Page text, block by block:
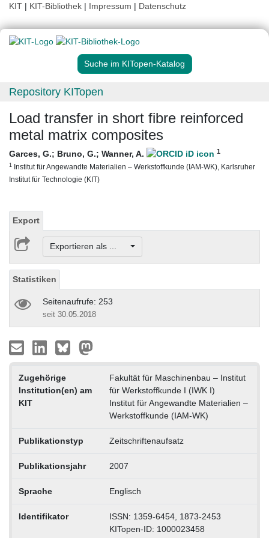
KIT | KIT-Bibliothek | Impressum | Datenschutz
Suche im KITopen-Katalog
Repository KITopen
Load transfer in short fibre reinforced
metal matrix composites
Garces, G.; Bruno, G.; Wanner, A. 1
1 Institut für Angewandte Materialien – Werkstoffkunde (IAM-WK), Karlsruher
Institut für Technologie (KIT)
Export
Exportieren als ...
Statistiken
Seitenaufrufe: 253
seit 30.05.2018
Zugehörige
Institution(en) am
KIT
Fakultät für Maschinenbau – Institut
für Werkstoffkunde I (IWK I)
Institut für Angewandte Materialien –
Werkstoffkunde (IAM-WK)
Publikationstyp Zeitschriftenaufsatz
Publikationsjahr 2007
Sprache Englisch
Identifikator
ISSN: 1359-6454, 1873-2453
KITopen-ID: 1000023458